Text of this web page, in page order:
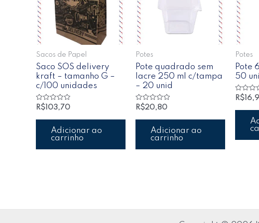
Sacos de Papel
Saco SOS delivery
kraft – tamanho G –
c/100 unidades
Avaliação
de
R$103,70
Adicionar ao
carrinho
Potes
Pote quadrado sem
lacre 250 ml c/tampa
– 20 unid
Avaliação
de
R$20,80
Adicionar ao
carrinho
Potes
Pote
50
de
R$